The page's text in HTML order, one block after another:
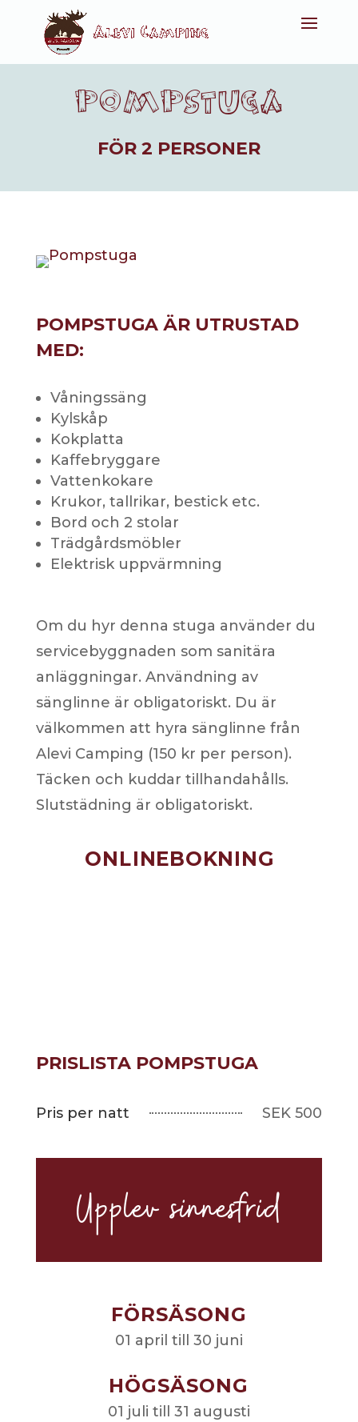
POMPSTUGA
FÖR 2 PERSONER
POMPSTUGA ÄR UTRUSTAD
MED:
Våningssäng
Kylskåp
Kokplatta
Kaffebryggare
Vattenkokare
Krukor, tallrikar, bestick etc.
Bord och 2 stolar
Trädgårdsmöbler
Elektrisk uppvärmning
Om du hyr denna stuga använder du
servicebyggnaden som sanitära
anläggningar. Användning av
sänglinne är obligatoriskt. Du är
välkommen att hyra sänglinne från
Alevi Camping (150 kr per person).
Täcken och kuddar tillhandahålls.
Slutstädning är obligatoriskt.
ONLINEBOKNING
PRISLISTA POMPSTUGA
Pris per natt SEK 500
Upplev sinnesfrid
FÖRSÄSONG
01 april till 30 juni
HÖGSÄSONG
01 juli till 31 augusti